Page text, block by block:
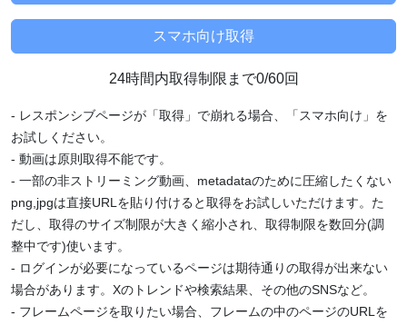
24時間内取得制限まで0/60回
- レスポンシブページが「取得」で崩れる場合、「スマホ向け」を
お試しください。
- 動画は原則取得不能です。
- 一部の非ストリーミング動画、metadataのために圧縮したくない
png,jpgは直接URLを貼り付けると取得をお試しいただけます。た
だし、取得のサイズ制限が大きく縮小され、取得制限を数回分(調
整中です)使います。
- ログインが必要になっているページは期待通りの取得が出来ない
場合があります。Xのトレンドや検索結果、その他のSNSなど。
- フレームページを取りたい場合、フレームの中のページのURLを